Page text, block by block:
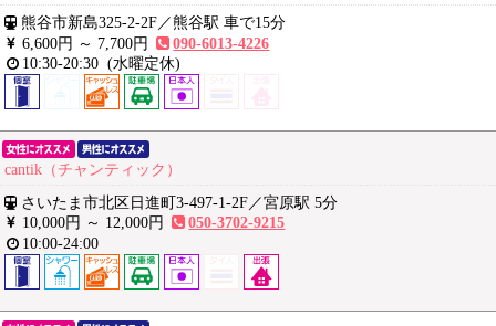
熊谷市新島325-2-2F／熊谷駅 車で15分
6,600円 ～ 7,700円
090-6013-4226
10:30-20:30 (水曜定休)
cantik（チャンティック）
さいたま市北区日進町3-497-1-2F／宮原駅 5分
10,000円 ～ 12,000円
050-3702-9215
10:00-24:00